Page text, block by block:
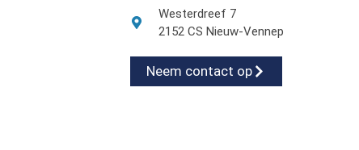
Westerdreef 7
2152 CS Nieuw-Vennep
Neem contact op